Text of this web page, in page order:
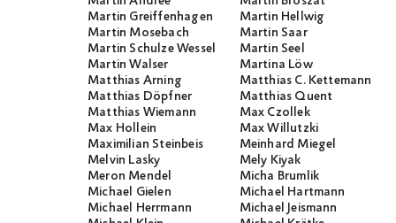
Martin Greiffenhagen
Martin Hellwig
Martin Mosebach
Martin Saar
Martin Schulze Wessel
Martin Seel
Martin Walser
Martina Löw
Matthias Arning
Matthias C. Kettemann
Matthias Döpfner
Matthias Quent
Matthias Wiemann
Max Czollek
Max Hollein
Max Willutzki
Maximilian Steinbeis
Meinhard Miegel
Melvin Lasky
Mely Kiyak
Meron Mendel
Micha Brumlik
Michael Gielen
Michael Hartmann
Michael Herrmann
Michael Jeismann